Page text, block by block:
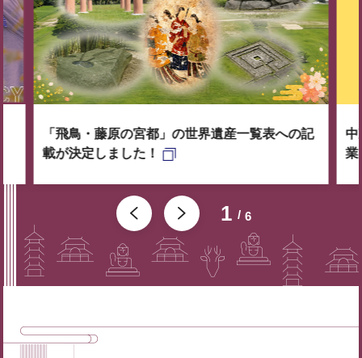
1 6
「飛鳥・藤原の宮都」の世界遺産一覧表への記
載が決定しました！
中
業